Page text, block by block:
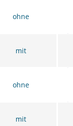
ohne
mit
ohne
mit